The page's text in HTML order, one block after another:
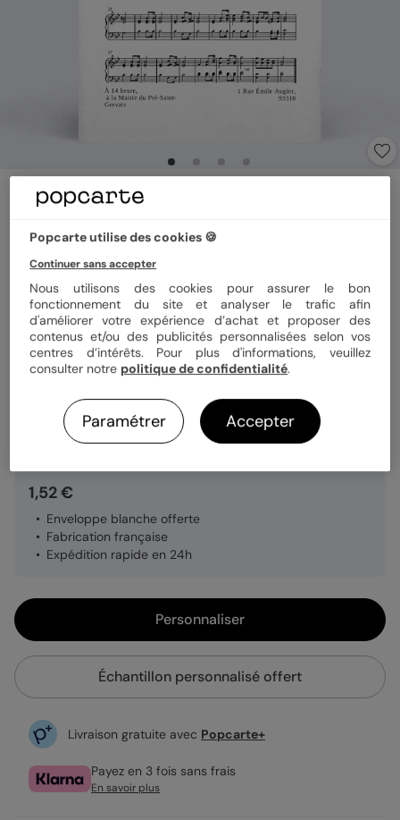
Faire part mariage
Faire-part de Mariage Musique
4.9(24avis)
Format 12x17 cm plié
Papier Papier Satiné
Quantité Échantillon personnalisé
1,52 €
Enveloppe blanche offerte
Fabrication française
Expédition rapide en 24h
Personnaliser
Échantillon personnalisé offert
Livraison gratuite avec Popcarte+
Payez en 3 fois sans frais
En savoir plus
Popcarte utilise des cookies 🍪
Continuer sans accepter
Nous utilisons des cookies pour assurer le bon
fonctionnement du site et analyser le trafic afin
d'améliorer votre expérience d’achat et proposer des
contenus et/ou des publicités personnalisées selon vos
centres d’intérêts. Pour plus d'informations, veuillez
consulter notre politique de confidentialité.
Paramétrer Accepter